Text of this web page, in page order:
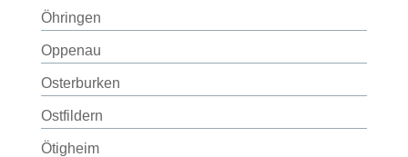
Öhringen
Oppenau
Osterburken
Ostfildern
Ötigheim